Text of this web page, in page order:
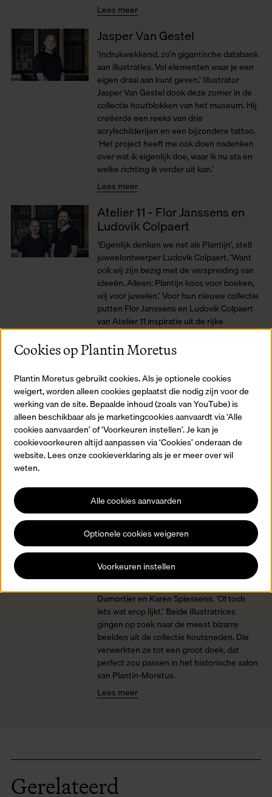
Lees meer
Jasper Van Gestel
‘Indrukwekkend, zo’n gigantische databank
aan illustraties. Vol elementen waar je een
eigen draai aan kunt geven.’ Illustrator
Jasper Van Gestel dook deze zomer in de
collectie houtblokken van het museum. Hij
creëerde een reeks van drie
acrylschilderijen en een bijzondere tattoo.
‘Het project heeft me ook doen nadenken
over wat ik eigenlijk doe, waar ik nu sta en
welke richting ik verder uit kan.’
Lees meer
Atelier 11 - Flor Janssens en
Ludovik Colpaert
‘Eigenlijk denken we net als Plantijn’, stelt
juweelontwerper Ludovik Colpaert. ‘Want
ook wij zijn bezig met de verspreiding van
ideeën. Alleen: Plantijn koos voor boeken,
wij voor juwelen.’ Voor hun nieuwe collectie
putten Flor Janssens en Ludovik Colpaert
van Atelier 11 inspiratie uit de rijke
verzameling houtsneden van het museum.
Lees meer
Eltipo
Oorspronkelijk wilde hij de letter ‘P’ van
Plantijn uitwerken in hout. Of zelfs
meerdere letters, en er een woord mee
vormen. ‘Maar dat was te gemakkelijk’,
oordeelt Dirk Claessen, alias eltipo.
‘Daarmee ging alle aandacht naar het
van de aparte letter benadruk.’ Dus stak hij
al zijn creativiteit in één enkele letter.
Lees meer
Charlotte Dumortier en Karen
Spiessens
Het museum kan best een extra Vlaams
Dumortier en Karen Spiessens. ‘Of toch
iets wat erop lijkt.’ Beide illustratrices
gingen op zoek naar de meest bizarre
beelden uit de collectie houtsneden. Die
verwerkten ze tot een groot doek, dat
perfect zou passen in het historische salon
van Plantin-Moretus.
Lees meer
Gerelateerd
Cookies op Plantin Moretus
Plantin Moretus gebruikt cookies. Als je optionele cookies
weigert, worden alleen cookies geplaatst die nodig zijn voor de
werking van de site. Bepaalde inhoud (zoals van YouTube) is
alleen beschikbaar als je marketingcookies aanvaardt via ‘Alle
cookies aanvaarden’ of ‘Voorkeuren instellen’. Je kan je
cookievoorkeuren altijd aanpassen via ‘Cookies’ onderaan de
website. Lees onze cookieverklaring als je er meer over wil
weten.
Alle cookies aanvaarden
Optionele cookies weigeren
Voorkeuren instellen